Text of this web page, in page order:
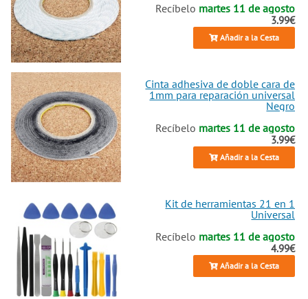
Recíbelo martes 11 de agosto
3.99€
Añadir a la Cesta
Cinta adhesiva de doble cara de
1mm para reparación universal
Negro
Recíbelo martes 11 de agosto
3.99€
Añadir a la Cesta
Kit de herramientas 21 en 1
Universal
Recíbelo martes 11 de agosto
4.99€
Añadir a la Cesta